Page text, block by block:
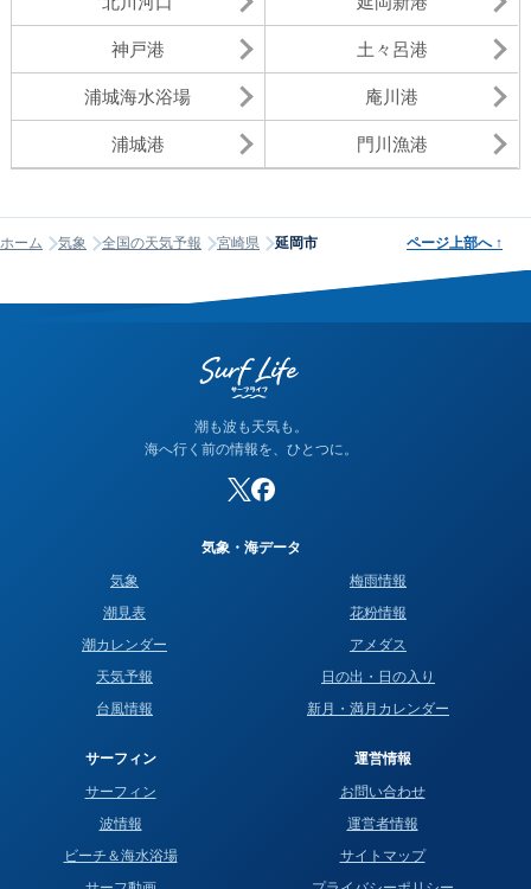
神戸港 土々呂港
浦城海水浴場 庵川港
浦城港 門川漁港
ホーム 気象 全国の天気予報 宮崎県 延岡市 ページ上部へ ↑
潮も波も天気も。
海へ行く前の情報を、ひとつに。
気象・海データ
気象
潮見表
潮カレンダー
天気予報
台風情報
梅雨情報
花粉情報
アメダス
日の出・日の入り
新月・満月カレンダー
サーフィン
サーフィン
波情報
ビーチ＆海水浴場
運営情報
お問い合わせ
運営者情報
サイトマップ